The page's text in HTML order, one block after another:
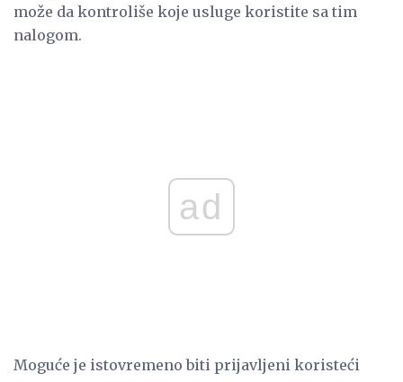
može da kontroliše koje usluge koristite sa tim
nalogom.
ad
Moguće je istovremeno biti prijavljeni koristeći